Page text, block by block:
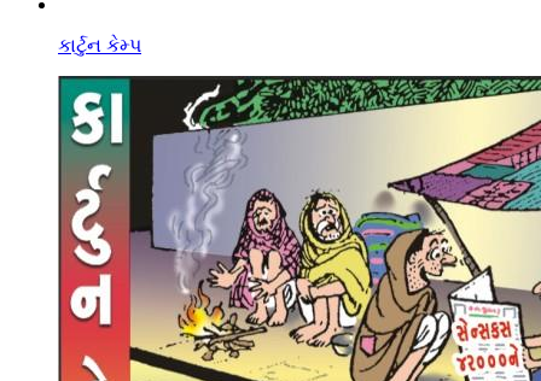
કાર્ટુન કેમ્પ